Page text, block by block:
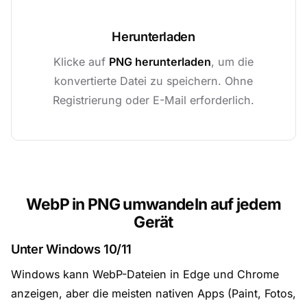
Herunterladen
Klicke auf PNG herunterladen, um die
konvertierte Datei zu speichern. Ohne
Registrierung oder E-Mail erforderlich.
WebP in PNG umwandeln auf jedem
Gerät
Unter Windows 10/11
Windows kann WebP-Dateien in Edge und Chrome
anzeigen, aber die meisten nativen Apps (Paint, Fotos,